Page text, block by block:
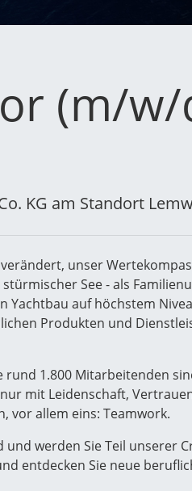
(m/
KG am Standort
unser
See - als
Yachtbau auf höchstem
Produkten und
rund 1.800 Mitarbeitenden
mit Leidenschaft,
vor allem eins: Teamwork.
werden Sie Teil unserer
entdecken Sie neue